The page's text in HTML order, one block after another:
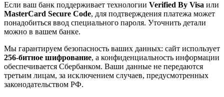
Если ваш банк поддерживает технологии Verified By Visa или
MasterCard Secure Code, для подтверждения платежа может
понадобиться ввод специального пароля. Уточнить детали
можно в вашем банке.
Мы гарантируем безопасность ваших данных: сайт использует
256-битное шифрование, а конфиденциальность информации
обеспечивается Сбербанком. Ваши данные не передаются
третьим лицам, за исключением случаев, предусмотренных
законодательством РФ.